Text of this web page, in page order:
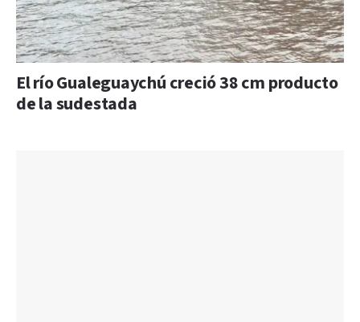
El río Gualeguaychú creció 38 cm producto
de la sudestada